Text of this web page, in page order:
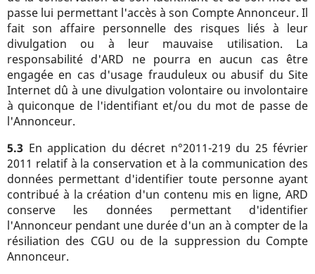
passe lui permettant l'accès à son Compte Annonceur. Il
fait son affaire personnelle des risques liés à leur
divulgation ou à leur mauvaise utilisation. La
responsabilité d'ARD ne pourra en aucun cas être
engagée en cas d'usage frauduleux ou abusif du Site
Internet dû à une divulgation volontaire ou involontaire
à quiconque de l'identifiant et/ou du mot de passe de
l'Annonceur.
5.3 En application du décret n°2011-219 du 25 février
2011 relatif à la conservation et à la communication des
données permettant d'identifier toute personne ayant
contribué à la création d'un contenu mis en ligne, ARD
conserve les données permettant d'identifier
l'Annonceur pendant une durée d'un an à compter de la
résiliation des CGU ou de la suppression du Compte
Annonceur.